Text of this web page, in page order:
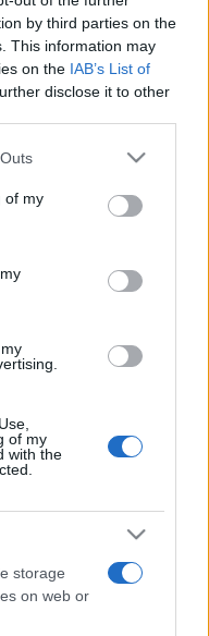
by third parties on the
This information may
on the IAB’s List of
disclose it to other
one or more Google
You may click to
its third-party tags to
in below Google
of my
of my
with the
storage
on web or
lett ismert, ekkor
határ túloldaláról is
a Carnegie
Elsöprő
kapott az
társaságában triót
előadók váltották
dobosok, vagy
Triójával és szólóban
Fitzgerald, Louis
Count Basie,
Milt Jackson, Joe
néhány név közülük.
1960-ban alapította
Advanced School